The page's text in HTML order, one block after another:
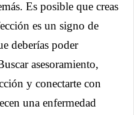
Es posible que creas
es un signo de
deberías poder
asesoramiento,
y conectarte con
una enfermedad